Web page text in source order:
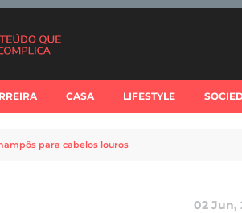
CASA LIFESTYLE
para cabelos louros
02 Jun,